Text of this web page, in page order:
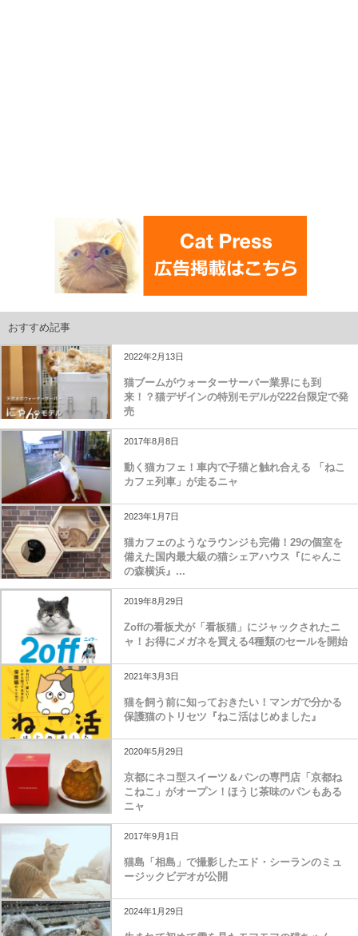
おすすめ記事
2022年2月13日
猫ブームがウォーターサーバー業界にも到
来！？猫デザインの特別モデルが222台限定で発
売
2017年8月8日
動く猫カフェ！車内で子猫と触れ合える 「ねこ
カフェ列車」が走るニャ
2023年1月7日
猫カフェのようなラウンジも完備！29の個室を
備えた国内最大級の猫シェアハウス『にゃんこ
の森横浜』...
2019年8月29日
Zoffの看板犬が「看板猫」にジャックされたニ
ャ！お得にメガネを買える4種類のセールを開始
2021年3月3日
猫を飼う前に知っておきたい！マンガで分かる
保護猫のトリセツ『ねこ活はじめました』
2020年5月29日
京都にネコ型スイーツ＆パンの専門店「京都ね
こねこ」がオープン！ほうじ茶味のパンもある
ニャ
2017年9月1日
猫島「相島」で撮影したエド・シーランのミュ
ージックビデオが公開
2024年1月29日